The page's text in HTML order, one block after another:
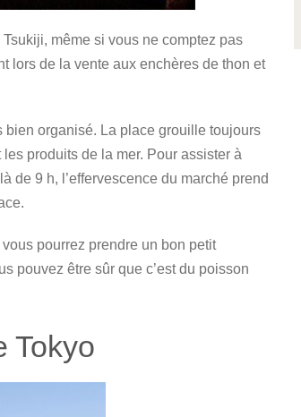
même si vous ne comptez pas
lors de la vente aux enchères de thon et
bien organisé. La place grouille toujours
produits de la mer. Pour assister à
de 9 h, l’effervescence du marché prend
pourrez prendre un bon petit
pouvez être sûr que c’est du poisson
Tokyo